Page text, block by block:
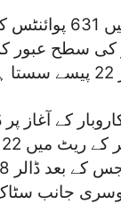
سٹاک مارکیٹ
31 ہزار کی سطح
کے آغاز
جانب